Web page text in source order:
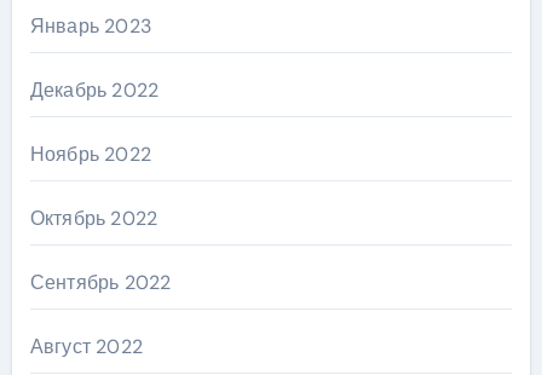
Январь 2023
Декабрь 2022
Ноябрь 2022
Октябрь 2022
Сентябрь 2022
Август 2022